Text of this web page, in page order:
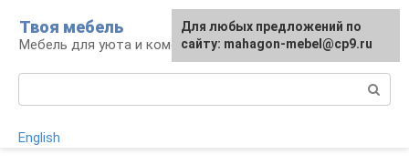
контенту
Твоя мебель
Мебель для уюта и комфорта
English
Для любых предложений по
сайту: mahagon-mebel@cp9.ru
Для любых предложений по
сайту: mahagon-mebel@cp9.ru